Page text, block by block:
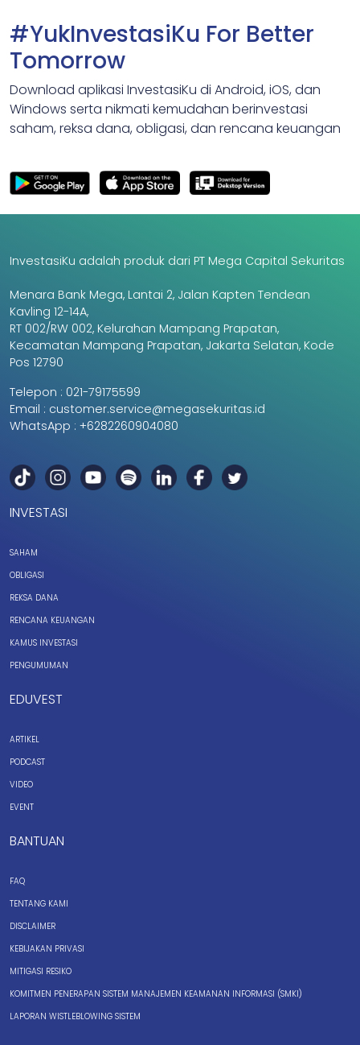
#YukInvestasiKu For Better
Tomorrow
Download aplikasi InvestasiKu di Android, iOS, dan
Windows serta nikmati kemudahan berinvestasi
saham, reksa dana, obligasi, dan rencana keuangan
InvestasiKu adalah produk dari PT Mega Capital Sekuritas
Menara Bank Mega, Lantai 2, Jalan Kapten Tendean
Kavling 12-14A,
RT 002/RW 002, Kelurahan Mampang Prapatan,
Kecamatan Mampang Prapatan, Jakarta Selatan, Kode
Pos 12790
Telepon : 021-79175599
Email : customer.service@megasekuritas.id
WhatsApp : +6282260904080
INVESTASI
SAHAM
OBLIGASI
REKSA DANA
RENCANA KEUANGAN
KAMUS INVESTASI
PENGUMUMAN
EDUVEST
ARTIKEL
PODCAST
VIDEO
EVENT
BANTUAN
FAQ
TENTANG KAMI
DISCLAIMER
KEBIJAKAN PRIVASI
MITIGASI RESIKO
KOMITMEN PENERAPAN SISTEM MANAJEMEN KEAMANAN INFORMASI (SMKI)
LAPORAN WISTLEBLOWING SISTEM